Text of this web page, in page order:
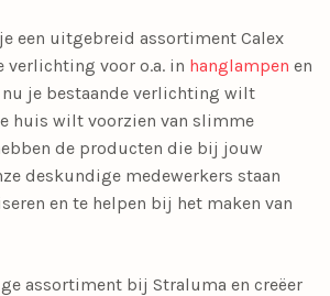
een uitgebreid assortiment Calex
verlichting voor o.a. in hanglampen en
nu je bestaande verlichting wilt
huis wilt voorzien van slimme
de producten die bij jouw
deskundige medewerkers staan
en te helpen bij het maken van
assortiment bij Straluma en creëer